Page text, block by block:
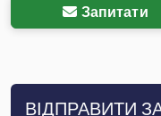
Запитати
ВІДПРАВИТИ